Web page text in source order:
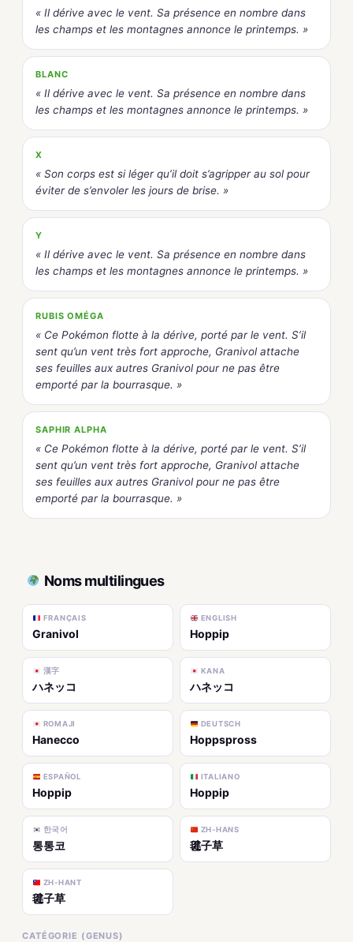
« Il dérive avec le vent. Sa présence en nombre dans
les champs et les montagnes annonce le printemps. »
BLANC
« Il dérive avec le vent. Sa présence en nombre dans
les champs et les montagnes annonce le printemps. »
X
« Son corps est si léger qu’il doit s’agripper au sol pour
éviter de s’envoler les jours de brise. »
Y
« Il dérive avec le vent. Sa présence en nombre dans
les champs et les montagnes annonce le printemps. »
RUBIS OMÉGA
« Ce Pokémon flotte à la dérive, porté par le vent. S’il
sent qu’un vent très fort approche, Granivol attache
ses feuilles aux autres Granivol pour ne pas être
emporté par la bourrasque. »
SAPHIR ALPHA
« Ce Pokémon flotte à la dérive, porté par le vent. S’il
sent qu’un vent très fort approche, Granivol attache
ses feuilles aux autres Granivol pour ne pas être
emporté par la bourrasque. »
Noms multilingues
FRANÇAIS
Granivol
ENGLISH
Hoppip
漢字
ハネッコ
KANA
ハネッコ
ROMAJI
Hanecco
DEUTSCH
Hoppspross
ESPAÑOL
Hoppip
ITALIANO
Hoppip
한국어
통통코
ZH-HANS
毽子草
ZH-HANT
毽子草
CATÉGORIE (GENUS)